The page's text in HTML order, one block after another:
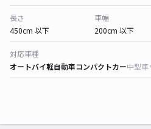
長さ
450cm 以下
車幅
200cm 以下
対応車種
オートバイ軽自動車コンパクトカー中型車